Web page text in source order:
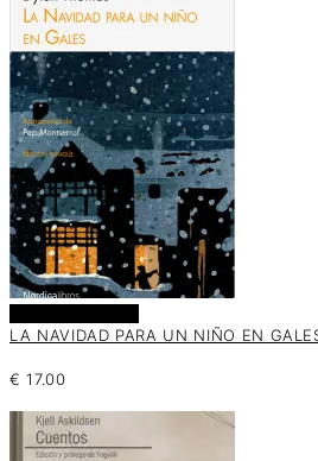
LA NAVIDAD PARA UN NIÑO EN
€ 17.00